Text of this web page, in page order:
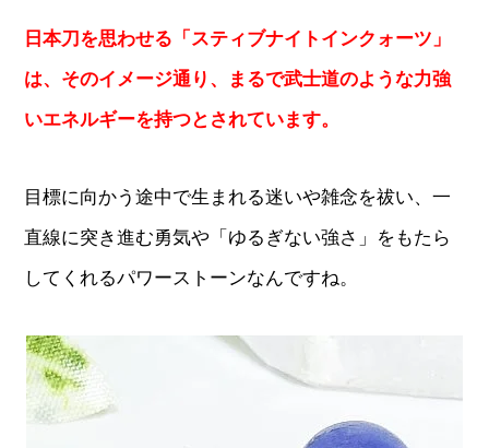
日本刀を思わせる「スティブナイトインクォーツ」
は、そのイメージ通り、まるで武士道のような力強
いエネルギーを持つとされています。
目標に向かう途中で生まれる迷いや雑念を祓い、一
直線に突き進む勇気や「ゆるぎない強さ」をもたら
してくれるパワーストーンなんですね。